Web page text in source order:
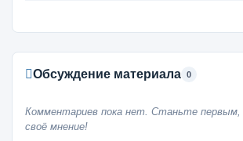
Обсуждение материала 0
Комментариев пока нет. Станьте
своё мнение!